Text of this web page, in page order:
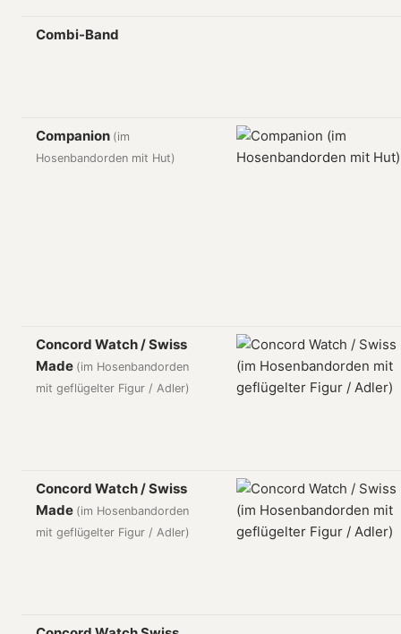
Combi-Band
Companion (im
Hosenbandorden mit Hut)
Concord Watch / Swiss
Made (im Hosenbandorden
mit geflügelter Figur / Adler)
Concord Watch / Swiss
Made (im Hosenbandorden
mit geflügelter Figur / Adler)